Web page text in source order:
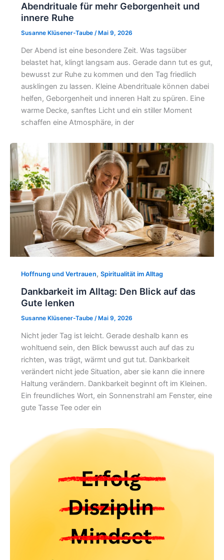
Abendrituale für mehr Geborgenheit und
innere Ruhe
Susanne Klüsener-Taube / Mai 9, 2026
Der Abend ist eine besondere Zeit. Was tagsüber
belastet hat, klingt langsam aus. Gerade dann tut es gut,
bewusst zur Ruhe zu kommen und den Tag friedlich
ausklingen zu lassen. Kleine Abendrituale können dabei
helfen, Geborgenheit und inneren Halt zu spüren. Eine
warme Decke, sanftes Licht und ein stiller Moment
schaffen eine Atmosphäre, in der
Hoffnung und Vertrauen, Spiritualität im Alltag
Dankbarkeit im Alltag: Den Blick auf das
Gute lenken
Susanne Klüsener-Taube /Mai 9, 2026
Nicht jeder Tag ist leicht. Gerade deshalb kann es
wohltuend sein, den Blick bewusst auch auf das zu
richten, was trägt, wärmt und gut tut. Dankbarkeit
verändert nicht jede Situation, aber sie kann die innere
Haltung verändern. Dankbarkeit beginnt oft im Kleinen.
Ein freundliches Wort, ein Sonnenstrahl am Fenster, eine
gute Tasse Tee oder ein